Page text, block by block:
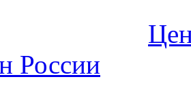
России